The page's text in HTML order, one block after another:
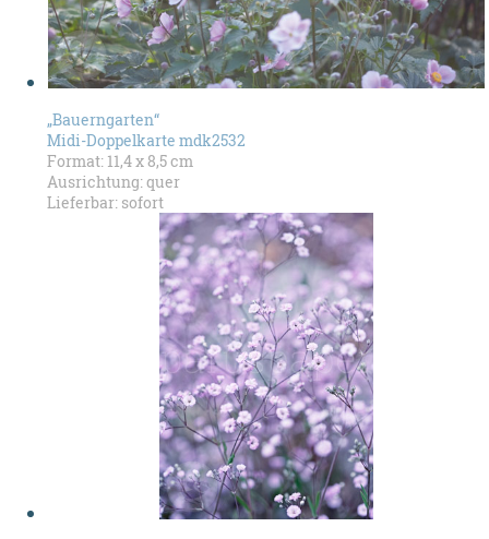
„Bauerngarten“
Midi-Doppelkarte mdk2532
Format: 11,4 x 8,5 cm
Ausrichtung: quer
Lieferbar: sofort